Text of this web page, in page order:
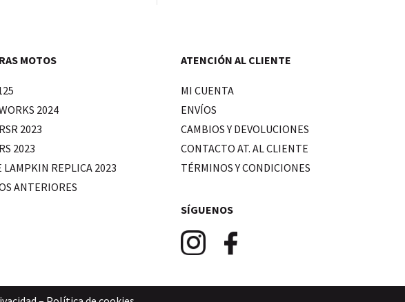
MOTOS
2024
2023
2023
LAMPKIN REPLICA 2023
ANTERIORES
ATENCIÓN AL CLIENTE
MI CUENTA
ENVÍOS
CAMBIOS Y DEVOLUCIONES
CONTACTO AT. AL CLIENTE
TÉRMINOS Y CONDICIONES
SÍGUENOS